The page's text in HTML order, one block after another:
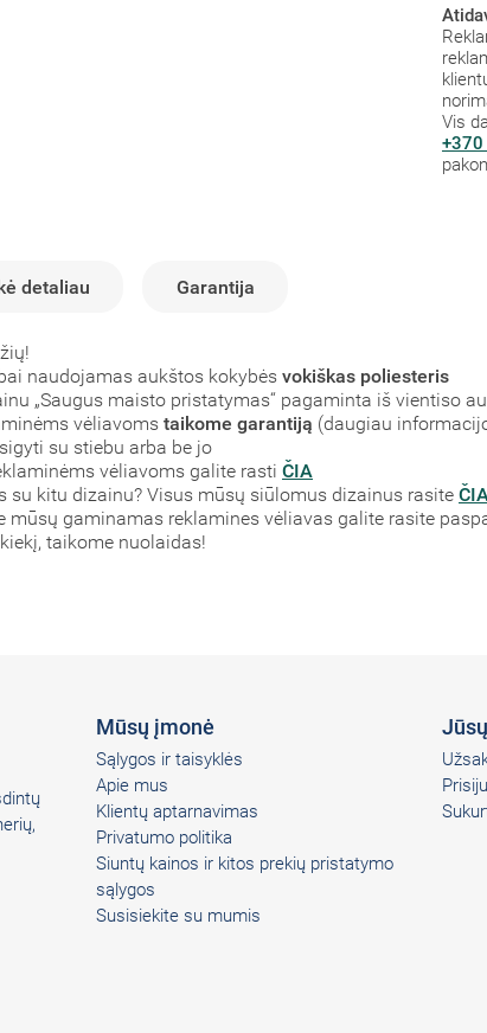
Vis
detaliau Garantija
naudojamas aukštos kokybės vokiškas poliesteris
„Saugus maisto pristatymas“ pagaminta iš vientiso
vėliavoms taikome garantiją (daugiau
su stiebu arba be jo
vėliavoms galite rasti ČIA
su kitu dizainu? Visus mūsų siūlomus dizainus rasite
mūsų gaminamas reklamines vėliavas galite rasite
taikome nuolaidas!
Mūsų įmonė
Sąlygos ir taisyklės
Apie mus
Klientų aptarnavimas
Privatumo politika
Siuntų kainos ir kitos prekių pristatymo
sąlygos
Susisiekite su mumis